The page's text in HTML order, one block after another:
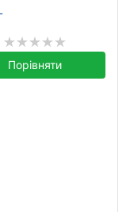
Порівняти